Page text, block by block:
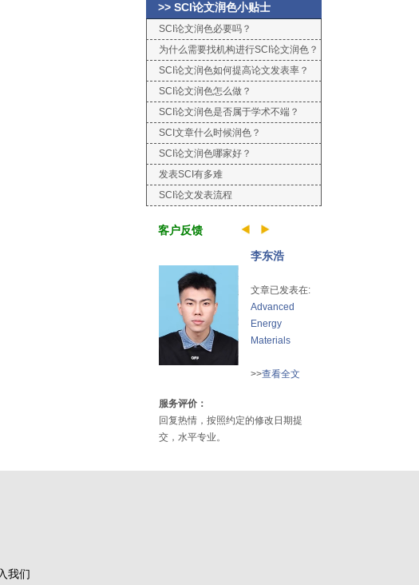
>> SCI论文润色小贴士
SCI论文润色必要吗？
为什么需要找机构进行SCI论文润色？
SCI论文润色如何提高论文发表率？
SCI论文润色怎么做？
SCI论文润色是否属于学术不端？
SCI文章什么时候润色？
SCI论文润色哪家好？
发表SCI有多难
SCI论文发表流程
客户反馈
李东浩
文章已发表在:
Advanced
Energy
Materials
>>查看全文
服务评价：
回复热情，按照约定的修改日期提
交，水平专业。
我们